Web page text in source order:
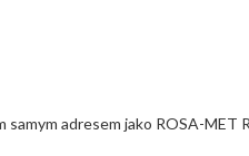
adresem jako ROSA-MET